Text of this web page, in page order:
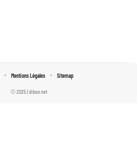
© 2025 | diboo.net
Mentions Légales Sitemap